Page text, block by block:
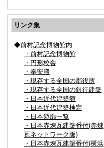
リンク集
◆前村記念博物館内
・前村記念博物館
・円形校舎
・奉安殿
・現存する全国の郡役所
・現存する全国の銀行建築
・日本近代建築館
・日本近代建築検定
・日本遊廓一覧
・日本赤煉瓦建築番付(赤煉
瓦ネットワーク版)
・日本赤煉瓦建築番付(横浜